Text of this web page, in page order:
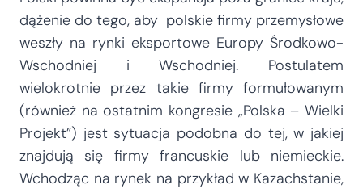
dążenie do tego, aby polskie firmy przemysłowe
weszły na rynki eksportowe Europy Środkowo-
Wschodniej i Wschodniej. Postulatem
wielokrotnie przez takie firmy formułowanym
(również na ostatnim kongresie „Polska – Wielki
Projekt”) jest sytuacja podobna do tej, w jakiej
znajdują się firmy francuskie lub niemieckie.
Wchodząc na rynek na przykład w Kazachstanie,